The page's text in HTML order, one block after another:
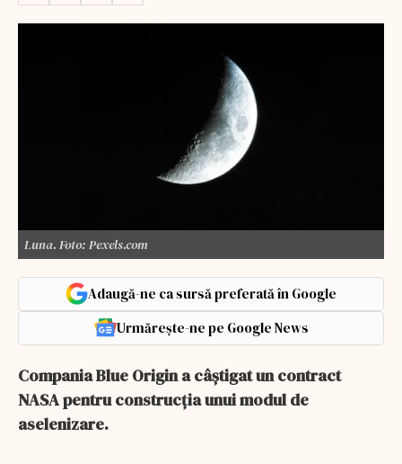
Luna. Foto: Pexels.com
Adaugă-ne ca sursă preferată în Google
Urmărește-ne pe Google News
Compania Blue Origin a câştigat un contract
NASA pentru construcţia unui modul de
aselenizare.